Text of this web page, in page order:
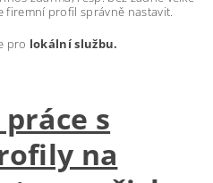
firemní profil správně nastavit.
pro lokální službu.
s
na